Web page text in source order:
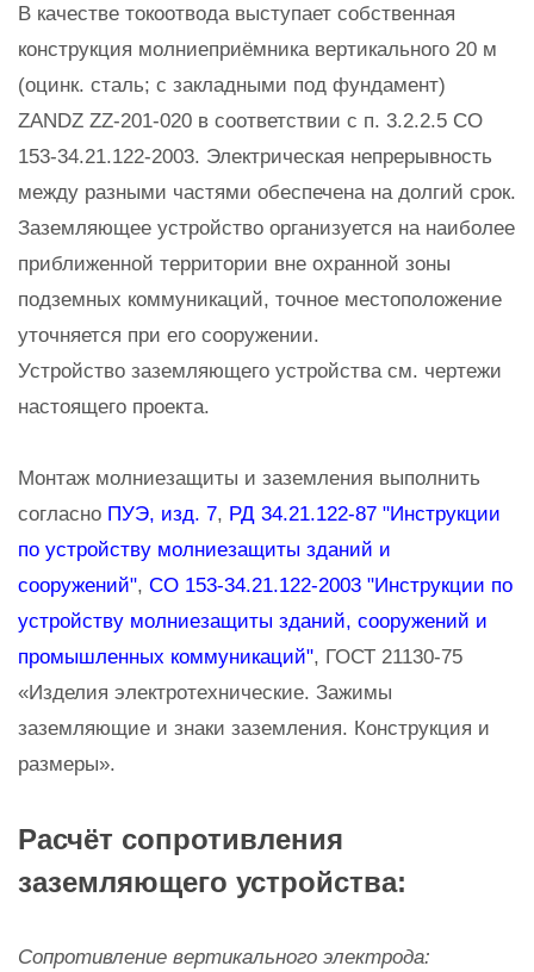
В качестве токоотвода выступает собственная
конструкция молниеприёмника вертикального 20 м
(оцинк. сталь; с закладными под фундамент)
ZANDZ ZZ-201-020 в соответствии с п. 3.2.2.5 СО
153-34.21.122-2003. Электрическая непрерывность
между разными частями обеспечена на долгий срок.
Заземляющее устройство организуется на наиболее
приближенной территории вне охранной зоны
подземных коммуникаций, точное местоположение
уточняется при его сооружении.
Устройство заземляющего устройства см. чертежи
настоящего проекта.
Монтаж молниезащиты и заземления выполнить
согласно ПУЭ, изд. 7, РД 34.21.122-87 "Инструкции
по устройству молниезащиты зданий и
сооружений", СО 153-34.21.122-2003 "Инструкции по
устройству молниезащиты зданий, сооружений и
промышленных коммуникаций", ГОСТ 21130-75
«Изделия электротехнические. Зажимы
заземляющие и знаки заземления. Конструкция и
размеры».
Расчёт сопротивления
заземляющего устройства:
Сопротивление вертикального электрода: